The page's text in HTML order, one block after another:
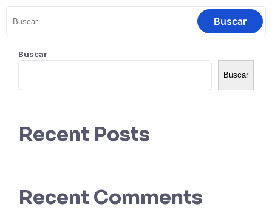
Buscar:
Buscar
Buscar
Recent Posts
Recent Comments